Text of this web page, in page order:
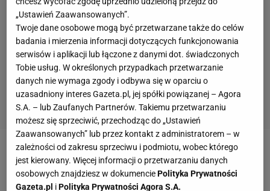
Zobacz wideoSłoweńcy już wkrótce mogą mieć
przewagę nad resztą świata w skokach
„Ustawień Zaawansowanych”.
Twoje dane osobowe mogą być przetwarzane także do celów
badania i mierzenia informacji dotyczących funkcjonowania
serwisów i aplikacji lub łączone z danymi dot. świadczonych
Tobie usług. W określonych przypadkach przetwarzanie
danych nie wymaga zgody i odbywa się w oparciu o
uzasadniony interes Gazeta.pl, jej spółki powiązanej – Agora
S.A. – lub Zaufanych Partnerów. Takiemu przetwarzaniu
możesz się sprzeciwić, przechodząc do „Ustawień
Zaawansowanych” lub przez kontakt z administratorem – w
zależności od zakresu sprzeciwu i podmiotu, wobec którego
jest kierowany. Więcej informacji o przetwarzaniu danych
osobowych znajdziesz w dokumenciePolityka Prywatności
Gazeta.pl iPolityka Prywatności Agora S.A.